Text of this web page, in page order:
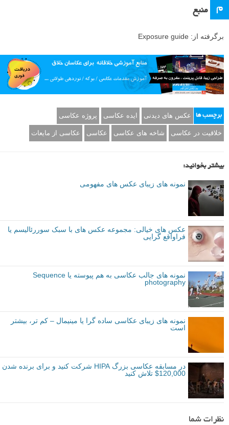
م منبع
برگرفته از: Exposure guide
برچسب ها عکس های دیدنی ایده عکاسی پروژه عکاسی
خلاقیت در عکاسی شاخه های عکاسی عکاسی عکاسی از مایعات
بیشتر بخوانید:
نمونه های زیبای عکس های مفهومی
عکس های خیالی: مجموعه عکس های با سبک سوررئالیسم یا
فراواقع گرایی
نمونه های جالب عکاسی به هم پیوسته یا Sequence
photography
نمونه های زیبای عکاسی ساده گرا یا مینیمال – کم تر، بیشتر
است
در مسابقه عکاسی بزرگ HIPA شرکت کنید و برای برنده شدن
120,000$ تلاش کنید
نظرات شما